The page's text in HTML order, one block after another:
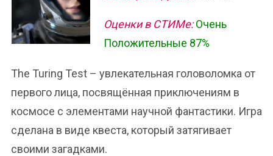
Оценки в СТИМе: Очень
Положительные 87%
The Turing Test – увлекательная головоломка от
первого лица, посвящённая приключениям в
космосе с элементами научной фантастики. Игра
сделана в виде квеста, который затягивает
своими загадками.